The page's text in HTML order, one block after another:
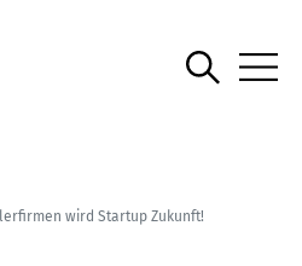
wird Startup Zukunft!